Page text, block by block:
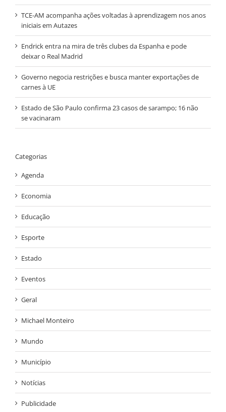
TCE-AM acompanha ações voltadas à aprendizagem nos anos
iniciais em Autazes
Endrick entra na mira de três clubes da Espanha e pode
deixar o Real Madrid
Governo negocia restrições e busca manter exportações de
carnes à UE
Estado de São Paulo confirma 23 casos de sarampo; 16 não
se vacinaram
Categorias
Agenda
Economia
Educação
Esporte
Estado
Eventos
Geral
Michael Monteiro
Mundo
Município
Notícias
Publicidade